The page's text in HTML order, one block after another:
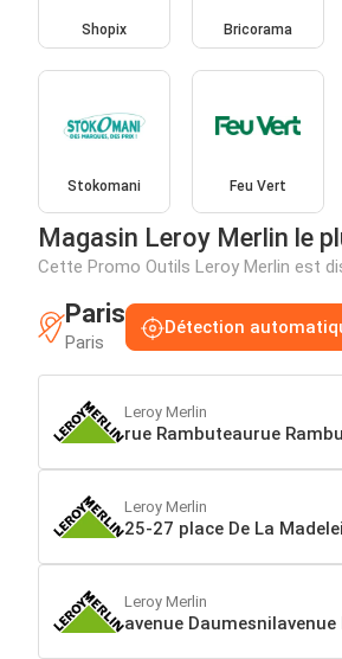
Shopix Bricorama
Stokomani Feu Vert
Magasin Leroy Merlin le
Cette Promo Outils Leroy Merlin est
Paris
Paris
Détection
Leroy Merlin
rue Rambuteaurue
Leroy Merlin
25-27 place De La
Leroy Merlin
avenue